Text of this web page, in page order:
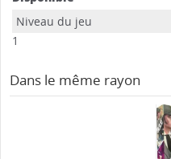
1
Dans le même rayon